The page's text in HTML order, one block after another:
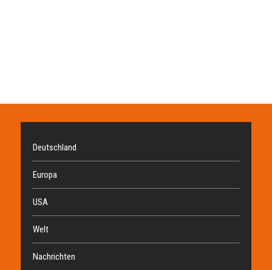
Deutschland
Europa
USA
Welt
Nachrichten